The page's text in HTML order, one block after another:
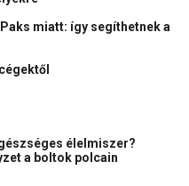
miatt: így segíthetnek a
élelmiszer?
a boltok polcain